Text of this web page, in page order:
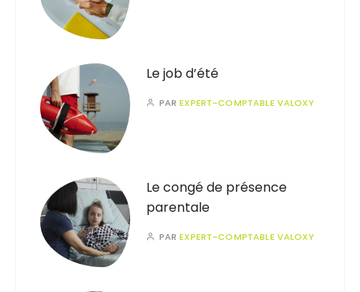
Le job d’été
PAREXPERT-COMPTABLE VALOXY
Le congé de présence
parentale
PAREXPERT-COMPTABLE VALOXY